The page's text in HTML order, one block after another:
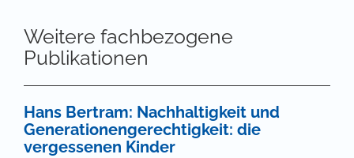
Weitere fachbezogene
Publikationen
Hans Bertram: Nachhaltigkeit und
Generationengerechtigkeit: die
vergessenen Kinder